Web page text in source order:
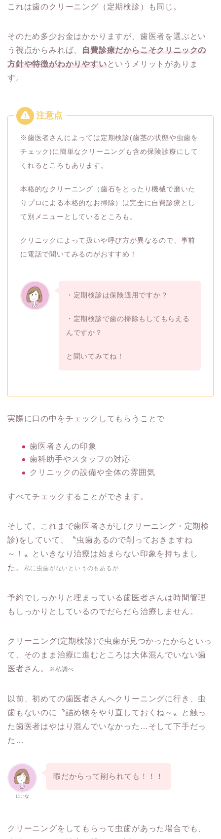
これは歯のクリーニング（定期検診）も同じ。
そのため多少お金はかかりますが、歯医者を選ぶとい
う視点からみれば、自費診療だからこそクリニックの
方針や特徴がわかりやすいというメリットがありま
す。
※歯医者さんによっては定期検診(歯茎の状態や虫歯を
チェック)に簡単なクリーニングも含め保険診療にして
くれるところもあります。
本格的なクリーニング（歯石をとったり機械で磨いた
りプロによる本格的なお掃除）は完全に自費診療とし
て別メニューとしているところも。
クリニックによって扱いや呼び方が異なるので、事前
に電話で聞いてみるのがおすすめ！
・定期検診は保険適用ですか？
・定期検診で歯の掃除もしてもらえる
んですか？
と聞いてみてね！
実際に口の中をチェックしてもらうことで
歯医者さんの印象
歯科助手やスタッフの対応
クリニックの設備や全体の雰囲気
すべてチェックすることができます。
そして、これまで歯医者さがし(クリーニング・定期検
診)をしていて、〝虫歯あるので削っておきますね
～！〟といきなり治療は始まらない印象を持ちまし
た。
私に虫歯がないというのもあるが
予約でしっかりと埋まっている歯医者さんは時間管理
もしっかりとしているのでだらだら治療しません。
クリーニング(定期検診)で虫歯が見つかったからといっ
て、そのまま治療に進むところは大体混んでいない歯
医者さん。
※私調べ
以前、初めての歯医者さんへクリーニングに行き、虫
歯もないのに〝詰め物をやり直しておくね～〟と触っ
た歯医者はやはり混んでいなかった…そして下手だっ
た…
にいな
暇だからって削られても！！！
クリーニングをしてもらって虫歯があった場合でも、